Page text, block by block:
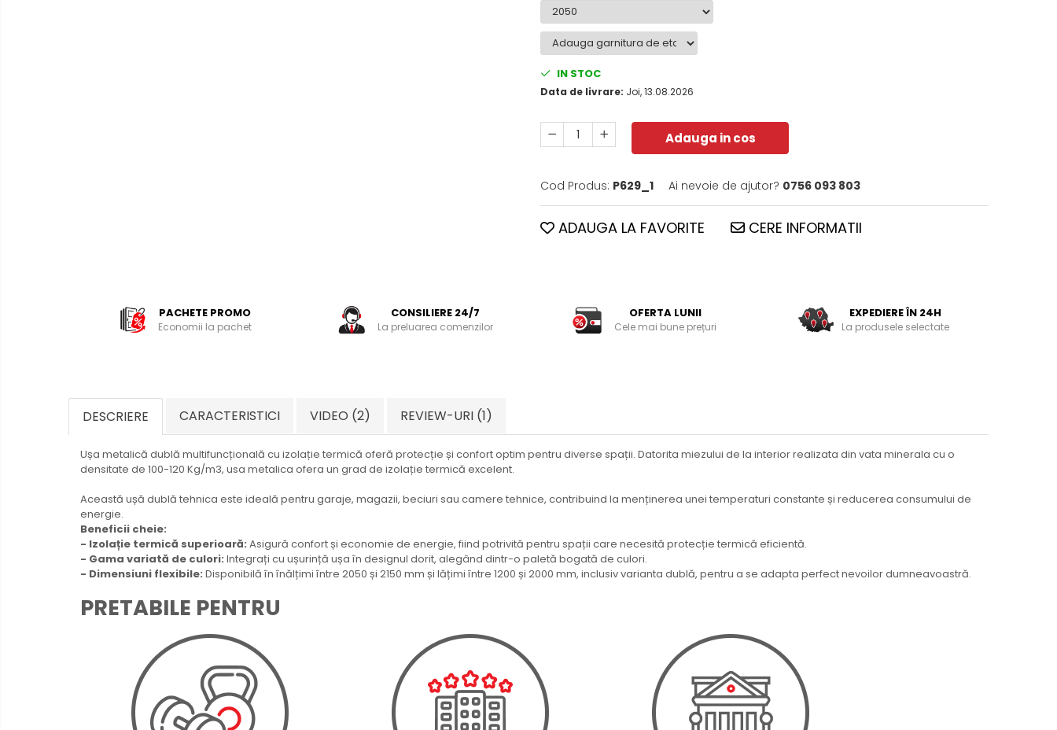
IN STOC
Data de livrare: Joi, 13.08.2026
Adauga in cos
Cod Produs: P629_1 Ai nevoie de ajutor? 0756 093 803
ADAUGA LA FAVORITE CERE INFORMATII
PACHETE PROMO
Economii la pachet
CONSILIERE 24/7
La preluarea comenzilor
OFERTA LUNII
Cele mai bune prețuri
EXPEDIERE ÎN 24H
La produsele selectate
DESCRIERE CARACTERISTICI VIDEO (2) REVIEW-URI (1)
Ușa metalică dublă multifuncțională cu izolație termică oferă protecție și confort optim pentru diverse spații. Datorita miezului de la interior realizata din vata minerala cu o
densitate de 100-120 Kg/m3, usa metalica ofera un grad de izolație termică excelent.
Această ușă dublă tehnica este ideală pentru garaje, magazii, beciuri sau camere tehnice, contribuind la menținerea unei temperaturi constante și reducerea consumului de
energie.
Beneficii cheie:
- Izolație termică superioară: Asigură confort și economie de energie, fiind potrivită pentru spații care necesită protecție termică eficientă.
- Gama variată de culori: Integrați cu ușurință ușa în designul dorit, alegând dintr-o paletă bogată de culori.
- Dimensiuni flexibile: Disponibilă în înălțimi între 2050 și 2150 mm și lățimi între 1200 și 2000 mm, inclusiv varianta dublă, pentru a se adapta perfect nevoilor dumneavoastră.
PRETABILE PENTRU